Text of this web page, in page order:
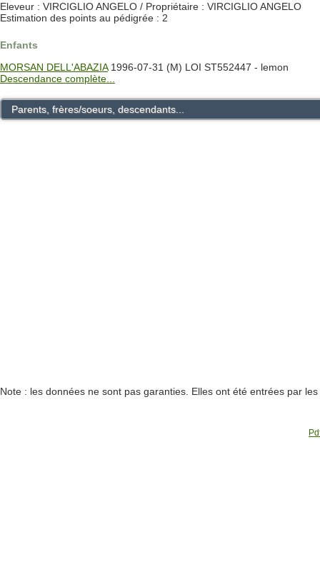
Eleveur : VIRCIGLIO ANGELO / Propriétaire : VIRCIGLIO ANGELO
Estimation des points au pédigrée : 2
Enfants
MORSAN DELL'ABAZIA1996-07-31 (M) LOI ST552447 - lemon
Descendance complète...
Parents, frères/soeurs, descendants...
Note : les données ne sont pas garanties. Elles ont été entrées par